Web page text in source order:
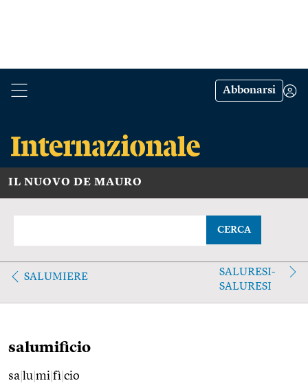
Abbonarsi
IL NUOVO DE MAURO
CERCA
SALUMIERE
SALURESI-
SALURESI
salumificio
sa lu mi fì cio